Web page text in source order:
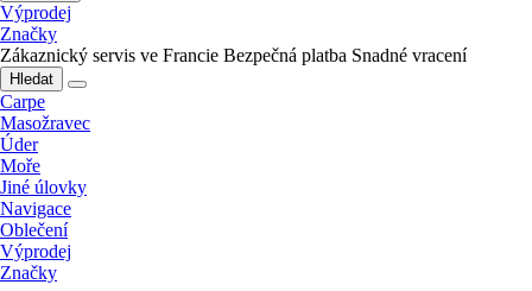
Výprodej
Značky
Zákaznický servis ve Francie Bezpečná platba Snadné vracení
Hledat
Carpe
Masožravec
Úder
Moře
Jiné úlovky
Navigace
Oblečení
Výprodej
Značky